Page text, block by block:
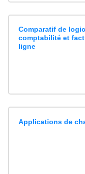
Comparatif de
comptabilité et
ligne
Applications de